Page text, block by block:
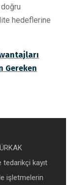
hedeflerine
Gereken
tedarikçi kayıt
işletmelerin